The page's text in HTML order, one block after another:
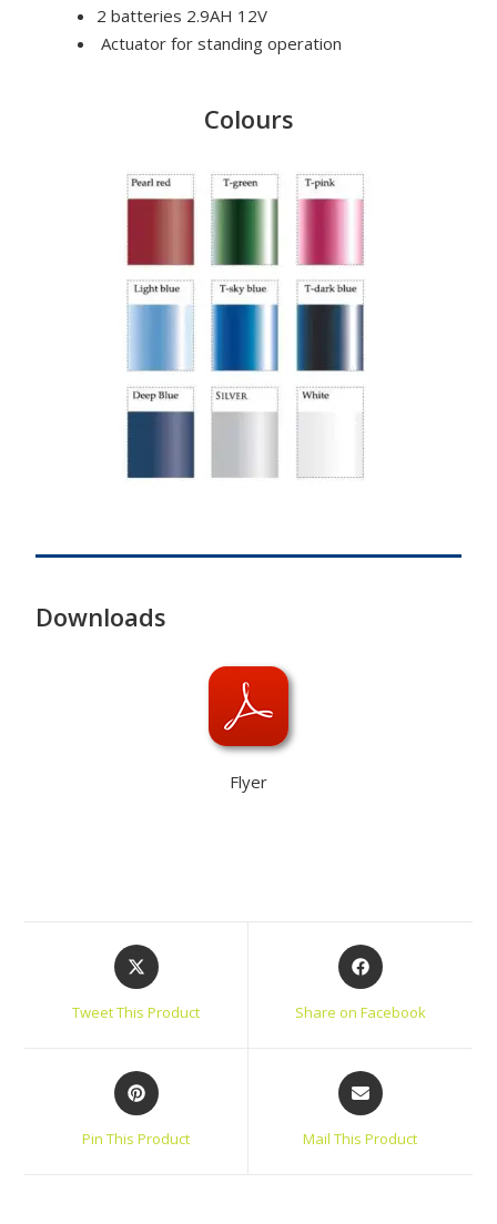
2 batteries 2.9AH 12V
Actuator for standing operation
Colours
Downloads
Flyer
Tweet This Product Share on Facebook
Pin This Product Mail This Product